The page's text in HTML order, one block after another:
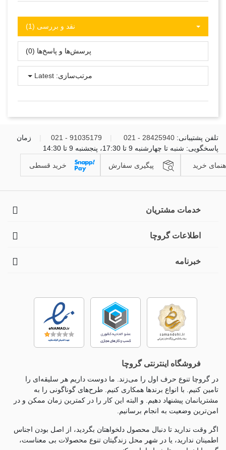
نقد و بررسی‌‌ (1)
پرسش‌ها و پاسخ‌ها (0)
مرتب‌سازی: Latest
تلفن پشتیبانی: 28425940 - 021
91035179 - 021
زمان
پاسخگویی: شنبه تا چهارشنبه 9 تا 17:30، پنجشنبه 9 تا 14:30
خرید پیگیری سفارش خرید قسطی
خدمات مشتریان
اطلاعات گروچا
خبرنامه
فروشگاه اینترنتی گروچا
در گروچا تنوع حرف اول را می‌زند. ما دوست داریم هر سلیقه‌ای را
تامین کنیم. با انواع برندها همکاری کنیم. طرح‌های گوناگونی را به
مشتریانمان پیشنهاد دهیم. و البته این کار را در کمترین زمان ممکن و در
امن‌ترین وضعیت به انجام برسانیم.
اگر وقت ندارید تا دنبال محصول دلخواهتان بگردید، از اصل بودن اجناس
اطمینان ندارید، یا در شهر محل زندگیتان تنوع محصولات بی معناست،